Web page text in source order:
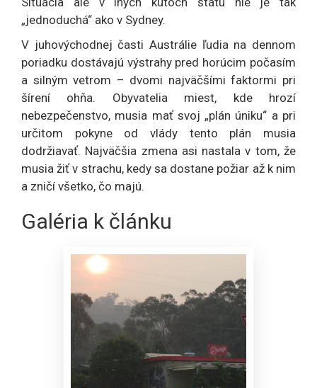
„jednoduchá“ ako v Sydney.
V juhovýchodnej časti Austrálie ľudia na dennom
poriadku dostávajú výstrahy pred horúcim počasím
a silným vetrom – dvomi najväčšími faktormi pri
šírení ohňa. Obyvatelia miest, kde hrozí
nebezpečenstvo, musia mať svoj „plán úniku“ a pri
určitom pokyne od vlády tento plán musia
dodržiavať. Najväčšia zmena asi nastala v tom, že
musia žiť v strachu, kedy sa dostane požiar až k nim
a zničí všetko, čo majú.
Galéria k článku